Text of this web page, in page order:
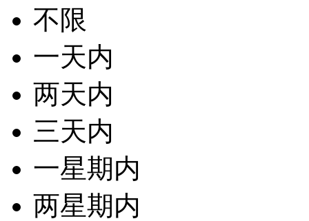
不限
一天内
两天内
三天内
一星期内
两星期内